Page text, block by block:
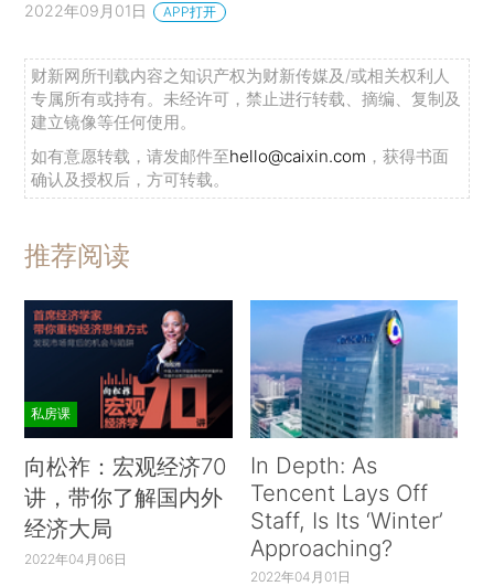
2022年09月01日 APP打开
财新网所刊载内容之知识产权为财新传媒及/或相关权利人
专属所有或持有。未经许可，禁止进行转载、摘编、复制及
建立镜像等任何使用。
如有意愿转载，请发邮件至hello@caixin.com ，获得书面
确认及授权后，方可转载。
推荐阅读
私房课
向松祚：宏观经济70
讲，带你了解国内外
经济大局
2022年04月06日
In Depth: As
Tencent Lays Off
Staff, Is Its ‘Winter’
Approaching?
2022年04月01日